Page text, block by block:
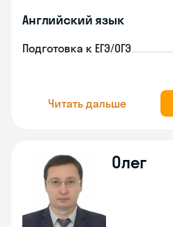
Английский язык
Подготовка к ЕГЭ/ОГЭ
Читать дальше
Олег